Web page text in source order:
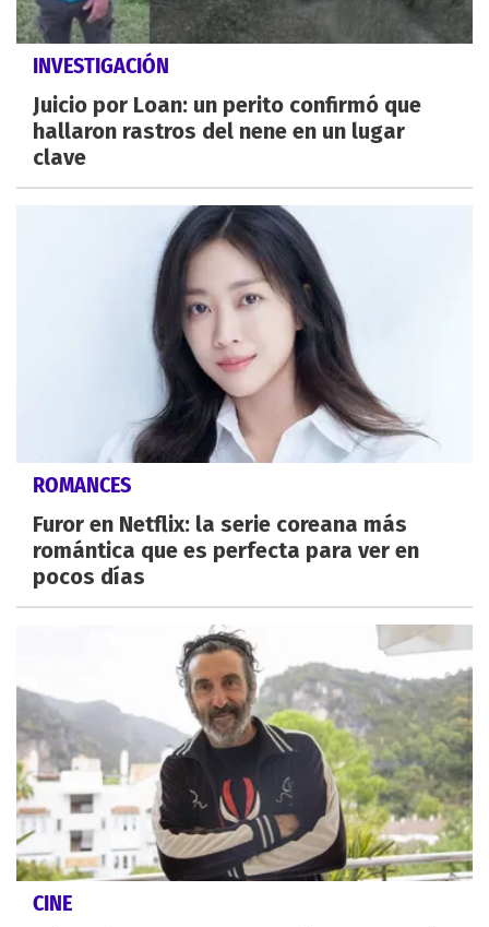
INVESTIGACIÓN
Juicio por Loan: un perito confirmó que
hallaron rastros del nene en un lugar
clave
ROMANCES
Furor en Netflix: la serie coreana más
romántica que es perfecta para ver en
pocos días
CINE